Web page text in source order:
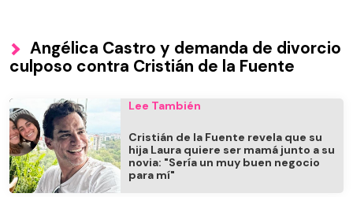
Angélica Castro y demanda de divorcio
culposo contra Cristián de la Fuente
Lee También
Cristián de la Fuente revela que su
hija Laura quiere ser mamá junto a su
novia: "Sería un muy buen negocio
para mí"